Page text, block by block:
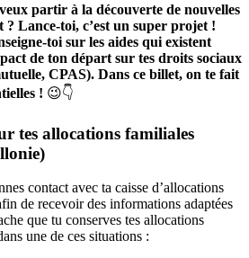
partir à la découverte de nouvelles
? Lance-toi, c’est un super projet !
toi sur les aides qui existent
de ton départ sur tes droits sociaux
CPAS). Dans ce billet, on te fait
! 😉👇
tes allocations familiales
contact avec ta caisse d’allocations
de recevoir des informations adaptées
que tu conserves tes allocations
une de ces situations :